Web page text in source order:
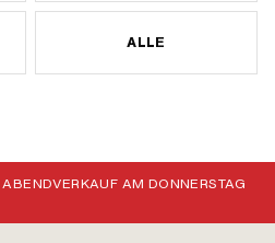
ALLE
ABENDVERKAUF AM DONNERSTAG